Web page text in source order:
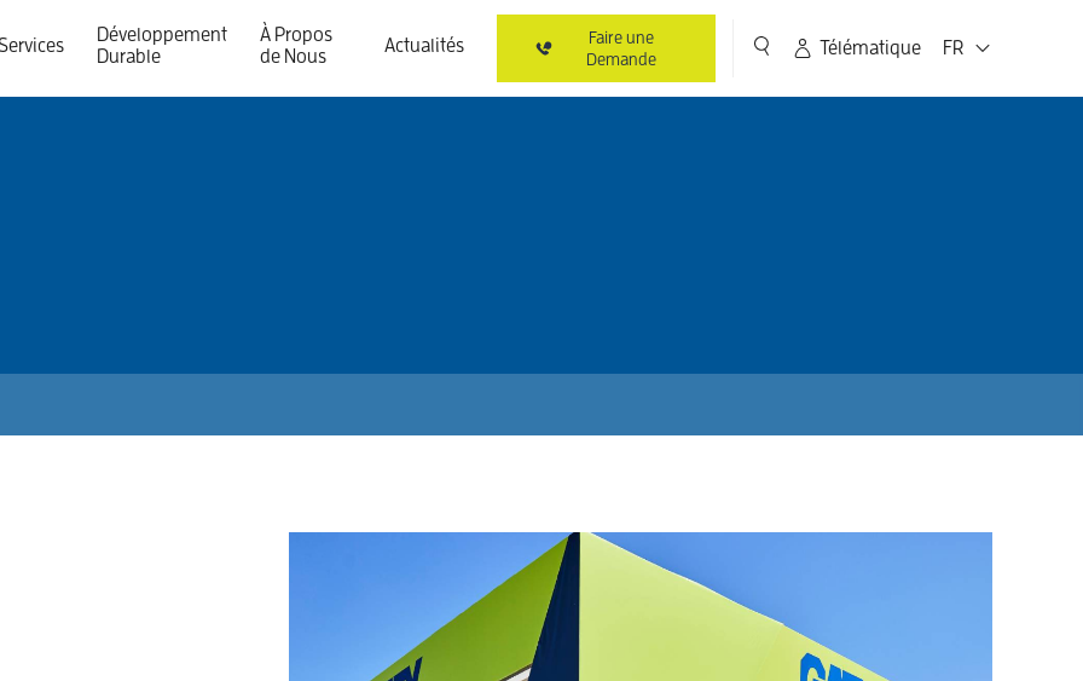
Développement
Durable
À Propos
de Nous
Actualités
Faire une
Demande
Télématique FR